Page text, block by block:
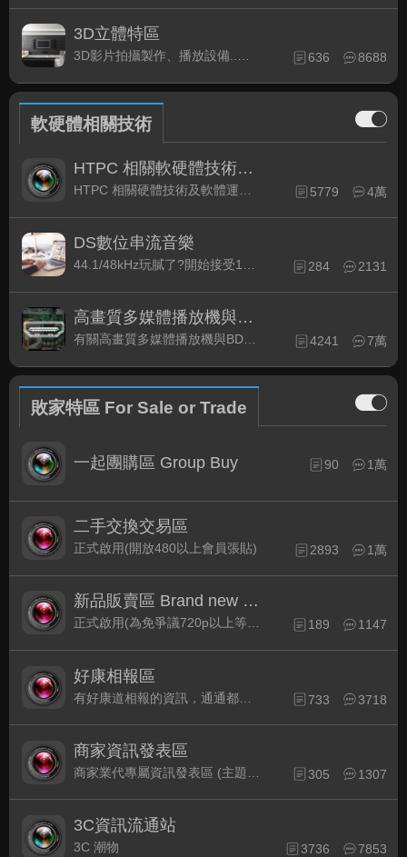
3D立體特區
3D影片拍攝製作、播放設備..等相關討論 636 8688
軟硬體相關技術
HTPC 相關軟硬體技術及運用
5779 4萬
DS數位串流音樂
284 2131
高畫質多媒體播放機與BD討論區
有關高畫質多媒體播放機與BD相關討論區 4241 7萬
敗家特區 For Sale or Trade
一起團購區 Group Buy 90 1萬
二手交換交易區
正式啟用(開放480以上會員張貼) 2893 1萬
新品販賣區 Brand new Plaza
正式啟用(為免爭議720p以上等級發表限定) 189 1147
好康相報區
733 3718
商家資訊發表區
305 1307
3C資訊流通站
3C 潮物 3736 7853